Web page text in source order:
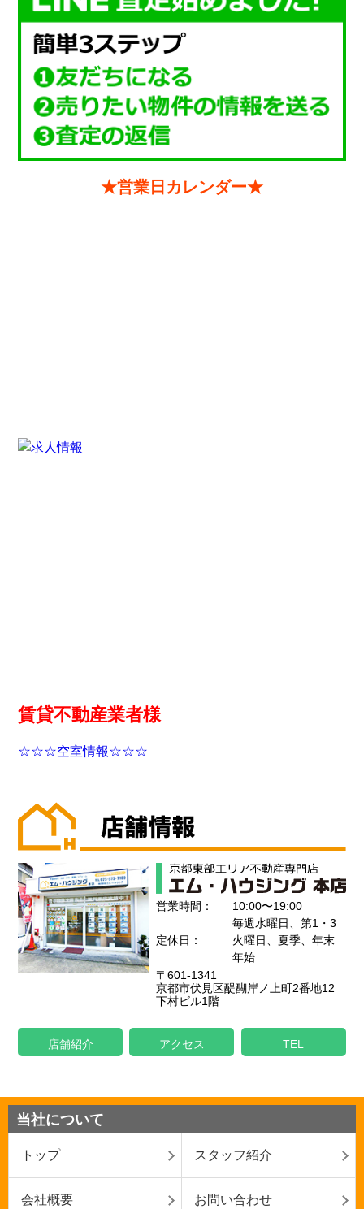
★営業日カレンダー★
賃貸不動産業者様
☆☆☆空室情報☆☆☆
営業時間： 10:00〜19:00
定休日：
毎週水曜日、第1・3
火曜日、夏季、年末
年始
〒601-1341
京都市伏見区醍醐岸ノ上町2番地12
下村ビル1階
店舗紹介 アクセス TEL
当社について
トップ スタッフ紹介
会社概要 お問い合わせ